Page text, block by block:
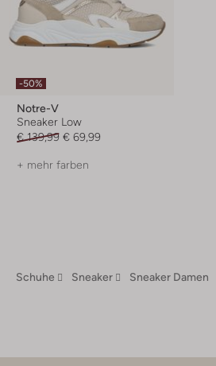
-50%
Notre-V
Sneaker Low
€ 139,99 € 69,99
+ mehr farben
Schuhe Sneaker Sneaker Damen